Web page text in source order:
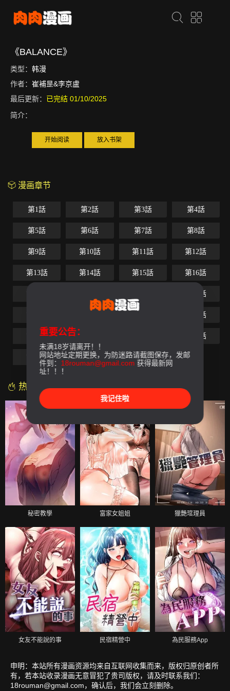
《BALANCE》
类型： 韩漫
作者： 崔補昰&李京盧
最后更新： 已完结 01/10/2025
简介：
开始阅读 放入书架
漫画章节
第1話 第2話 第3話 第4話
第5話 第6話 第7話 第8話
第9話 第10話 第11話 第12話
第13話 第14話 第15話 第16話
第20話
第24話
第25話 第26話 第28話
第29話 第30話
热门漫画
秘密教學 富家女姐姐 獵艷琯理員
女友不能說的事 民宿精營中 為民服務App
申明：本站所有漫画资源均来自互联网收集而来，版权归原创者所
有，若本站收录漫画无意冒犯了贵司版权，请及时联系我们：
18rouman@gmail.com，确认后，我们会立刻删除。
重要公告：
未满18岁请离开！！
网站地址定期更换，为防迷路请截图保存，发邮
件到： 18rouman@gmail.com 获得最新网
址！！！
我记住啦